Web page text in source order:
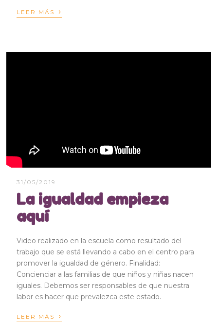
LEER MÁS ›
31/05/2019
La igualdad empieza
aquí
Video realizado en la escuela como resultado del
trabajo que se está llevando a cabo en el centro para
promover la igualdad de género. Finalidad:
Concienciar a las familias de que niños y niñas nacen
iguales. Debemos ser responsables de que nuestra
labor es hacer que prevalezca este estado.
LEER MÁS ›